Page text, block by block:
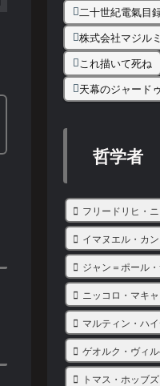
二十世紀電氣目
株式会社マジル
これ描いて死ね
天幕のジャード
哲学者
フリードリヒ・
イマヌエル・カン
ジャン＝ポール
ニッコロ・マキ
マルティン・ハ
ゲオルク・ヴィ
トマス・ホッブズ